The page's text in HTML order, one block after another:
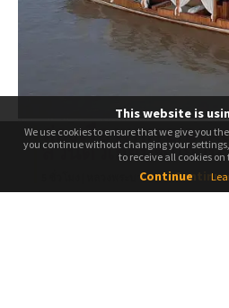
ล่องเรือ WHITE/
ส่วนตัวเยี่ยมชมถ้ำป
5 ชั่วโมง | หลวงพระบาง
We use cookies to ensure that we give you
you continue without changing your
to receive all cookies on
Continue
This website is
We use cookies to ensure that we give you
you continue without changing your
to receive all cookies on
Continue